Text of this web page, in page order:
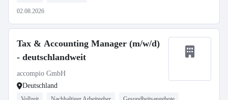
02.08.2026
Tax & Accounting Manager (m/w/d)
- deutschlandweit
accompio GmbH
Deutschland